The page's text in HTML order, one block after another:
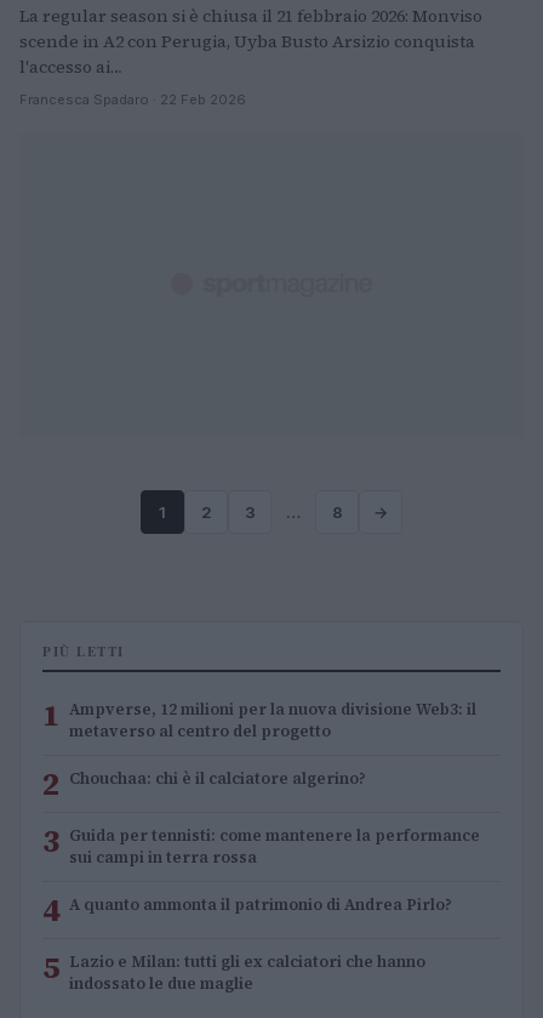
La regular season si è chiusa il 21 febbraio 2026: Monviso
scende in A2 con Perugia, Uyba Busto Arsizio conquista
l'accesso ai…
Francesca Spadaro · 22 Feb 2026
1 2 3 … 8 →
PIÙ LETTI
1 Ampverse, 12 milioni per la nuova divisione Web3: il
metaverso al centro del progetto
2 Chouchaa: chi è il calciatore algerino?
3 Guida per tennisti: come mantenere la performance
sui campi in terra rossa
4 A quanto ammonta il patrimonio di Andrea Pirlo?
5 Lazio e Milan: tutti gli ex calciatori che hanno
indossato le due maglie